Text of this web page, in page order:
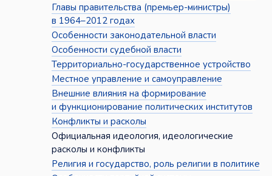
Главы правительства (премьер-министры)
в 1964–2012 годах
Особенности законодательной власти
Особенности судебной власти
Территориально-государственное устройство
Местное управление и самоуправление
Внешние влияния на формирование
и функционирование политических институтов
Конфликты и расколы
Официальная идеология, идеологические
расколы и конфликты
Религия и государство, роль религии в политике